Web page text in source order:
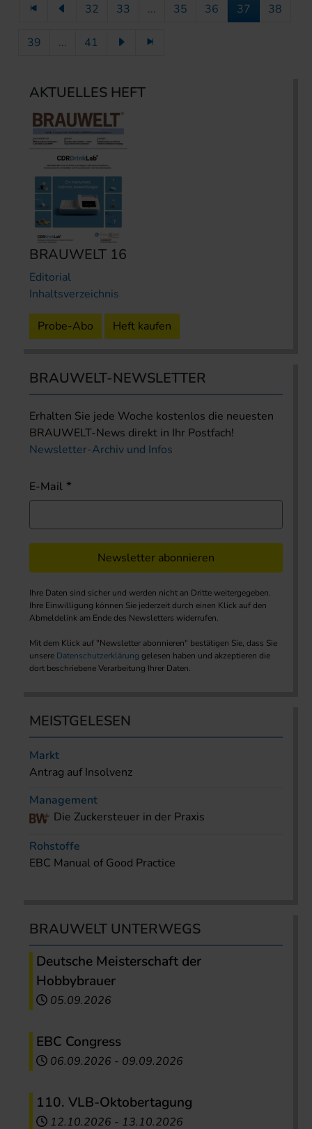
32 33 ... 35 36 37 38
39 ... 41
AKTUELLES HEFT
BRAUWELT 16
Editorial
Inhaltsverzeichnis
Probe-Abo Heft kaufen
BRAUWELT-NEWSLETTER
Erhalten Sie jede Woche kostenlos die neuesten
BRAUWELT-News direkt in Ihr Postfach!
Newsletter-Archiv und Infos
E-Mail
Newsletter abonnieren
Ihre Daten sind sicher und werden nicht an Dritte weitergegeben.
Ihre Einwilligung können Sie jederzeit durch einen Klick auf den
Abmeldelink am Ende des Newsletters widerrufen.
Mit dem Klick auf "Newsletter abonnieren" bestätigen Sie, dass Sie
unsere Datenschutzerklärung gelesen haben und akzeptieren die
dort beschriebene Verarbeitung Ihrer Daten.
MEISTGELESEN
Markt
Antrag auf Insolvenz
Management
Die Zuckersteuer in der Praxis
Rohstoffe
EBC Manual of Good Practice
BRAUWELT UNTERWEGS
Deutsche Meisterschaft der
Hobbybrauer
05.09.2026
EBC Congress
06.09.2026 - 09.09.2026
110. VLB-Oktobertagung
12.10.2026 - 13.10.2026